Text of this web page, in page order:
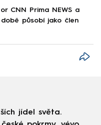
CNN Prima NEWS a
působí jako člen
jídel světa.